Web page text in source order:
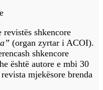
shkencore
(organ zyrtar i ACOI).
shkencore
është autore e mbi 30
mjekësore brenda